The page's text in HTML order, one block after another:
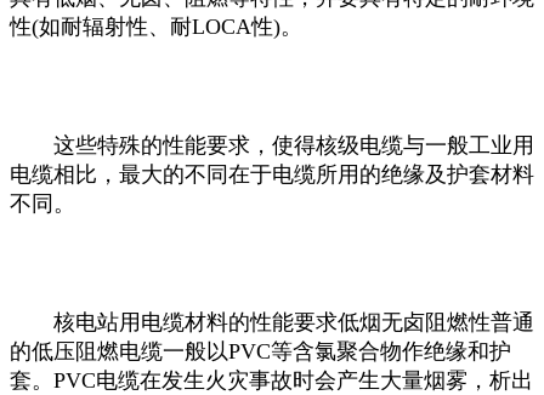
性(如耐辐射性、耐LOCA性)。
这些特殊的性能要求，使得核级电缆与一般工业用
电缆相比，最大的不同在于电缆所用的绝缘及护套材料
不同。
核电站用电缆材料的性能要求低烟无卤阻燃性普通
的低压阻燃电缆一般以PVC等含氯聚合物作绝缘和护
套。PVC电缆在发生火灾事故时会产生大量烟雾，析出